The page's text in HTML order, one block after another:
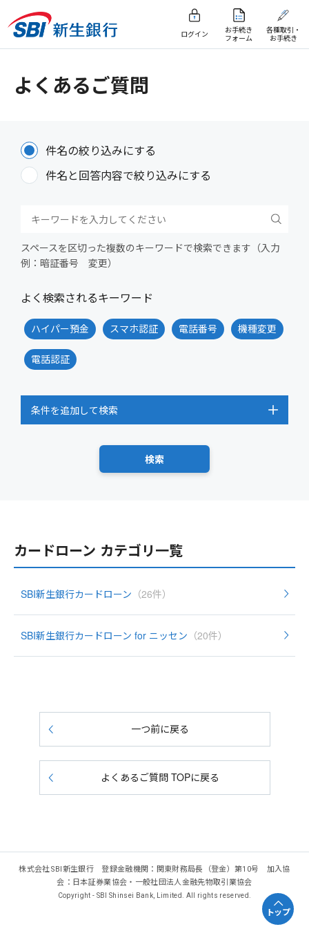
ログイン
お手続き
フォーム
各種取引・
お手続き
よくあるご質問
件名の絞り込みにする
件名と回答内容で絞り込みにする
スペースを区切った複数のキーワードで検索できます（入力
例：暗証番号 変更）
よく検索されるキーワード
ハイパー預金 スマホ認証 電話番号 機種変更
電話認証
条件を追加して検索
カードローン カテゴリ一覧
SBI新生銀行カードローン （26件）
SBI新生銀行カードローン for ニッセン （20件）
一つ前に戻る
よくあるご質問 TOPに戻る
株式会社SBI新生銀行 登録金融機関：関東財務局長（登金）第10号 加入協
会：日本証券業協会・一般社団法人金融先物取引業協会
Copyright - SBI Shinsei Bank, Limited. All rights reserved.
トップ